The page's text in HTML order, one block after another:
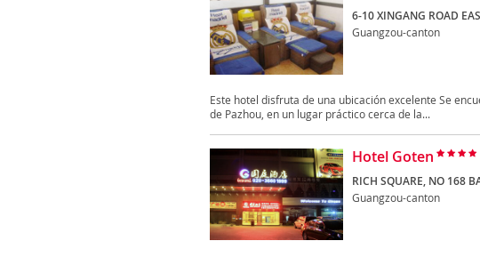
6-10 XINGANG ROAD
Guangzou-canton
Este hotel disfruta de una ubicación excelente Se
de Pazhou, en un lugar práctico cerca de la...
Hotel Goten
RICH SQUARE, NO 168
Guangzou-canton